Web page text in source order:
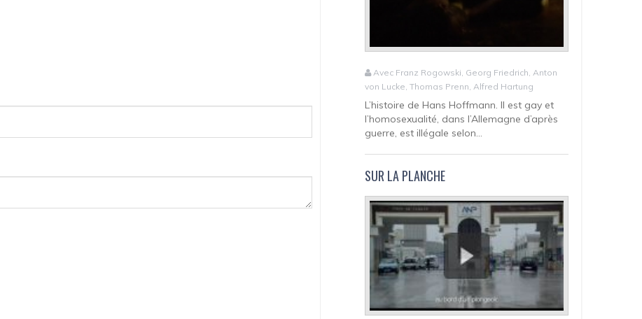
Avec Franz Rogowski, Georg Friedrich, Anton
von Lucke, Thomas Prenn, Alfred Hartung
L’histoire de Hans Hoffmann. Il est gay et
l’homosexualité, dans l’Allemagne d’après
guerre, est illégale selon...
SUR LA PLANCHE